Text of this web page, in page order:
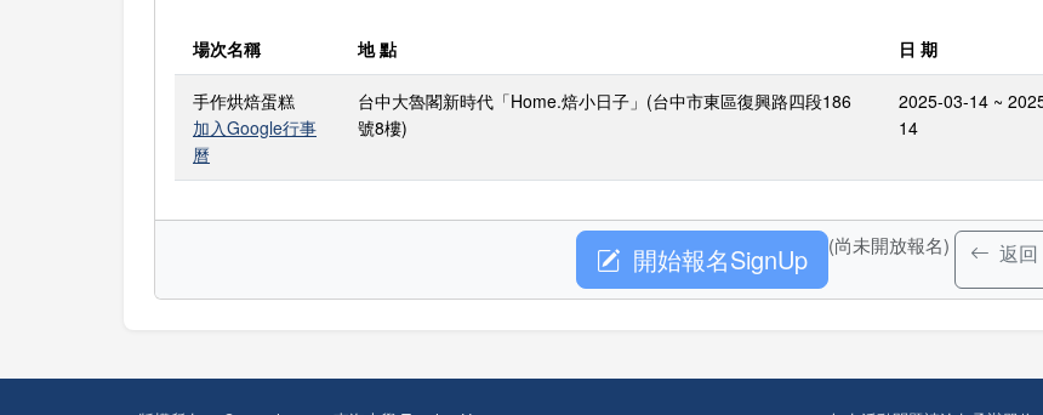
場次名稱 地 點 日 期
手作烘焙蛋糕
加入Google行事
曆
台中大魯閣新時代「Home.焙小日子」(台中市東區復興路四段186
號8樓)
2025-03-14 ~
14
開始報名SignUp (尚未開放報名) 返回